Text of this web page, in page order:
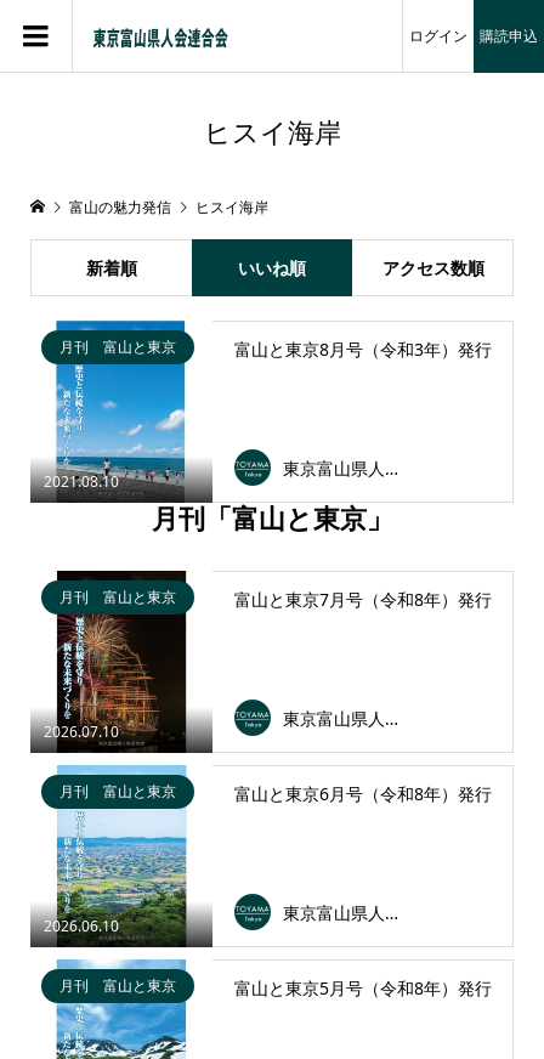
ログイン 購読申込
ヒスイ海岸
富山の魅力発信 ヒスイ海岸
新着順 いいね順 アクセス数順
2021.08.10
月刊 富山と東京 富山と東京8月号（令和3年）発行
東京富山県人会連合会
月刊「富山と東京」
2026.07.10
月刊 富山と東京 富山と東京7月号（令和8年）発行
東京富山県人会連合会
2026.06.10
月刊 富山と東京 富山と東京6月号（令和8年）発行
東京富山県人会連合会
月刊 富山と東京 富山と東京5月号（令和8年）発行